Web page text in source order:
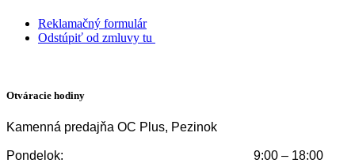
Reklamačný formulár
Odstúpiť od zmluvy tu
Otváracie hodiny
Kamenná predajňa OC Plus, Pezinok
Pondelok:
9:00 – 18:00